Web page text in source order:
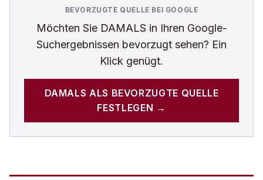
BEVORZUGTE QUELLE BEI GOOGLE
Möchten Sie DAMALS in Ihren Google-
Suchergebnissen bevorzugt sehen? Ein
Klick genügt.
DAMALS ALS BEVORZUGTE QUELLE
FESTLEGEN →